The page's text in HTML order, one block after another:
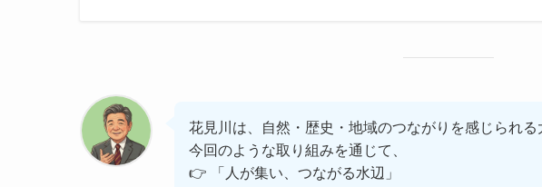
花見川は、自然・歴史・地域のつながりを感じられる
今回のような取り組みを通じて、
👉 「人が集い、つながる水辺」